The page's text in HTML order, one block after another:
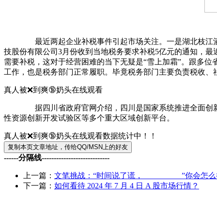
最近两起企业补税事件引起市场关注。一是湖北枝江酒业
技股份有限公司3月份收到当地税务要求补税5亿元的通知，
需要补税，这对于经营困难的当下无疑是“雪上加霜”。跟多
工作，也是税务部门正常履职。毕竟税务部门主要负责税收
真人被❌到爽🔞奶头在线观看
据四川省政府官网介绍，四川是国家系统推进全面创新改
性资源创新开发试验区等多个重大区域创新平台。
真人被❌到爽🔞奶头在线观看数据统计中！！
------分隔线----------------------------
上一篇： 文笔挑战：“时间说了谎，__________”你会怎
下一篇： 如何看待 2024 年 7 月 4 日 A 股市场行情？